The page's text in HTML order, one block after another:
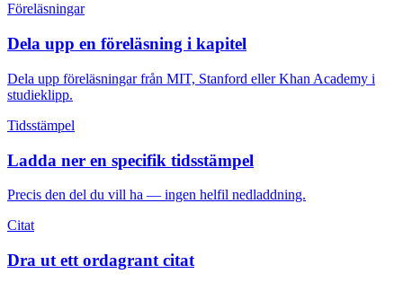
Föreläsningar
Dela upp en föreläsning i kapitel
Dela upp föreläsningar från MIT, Stanford eller Khan Academy i
studieklipp.
Tidsstämpel
Ladda ner en specifik tidsstämpel
Precis den del du vill ha — ingen helfil nedladdning.
Citat
Dra ut ett ordagrant citat